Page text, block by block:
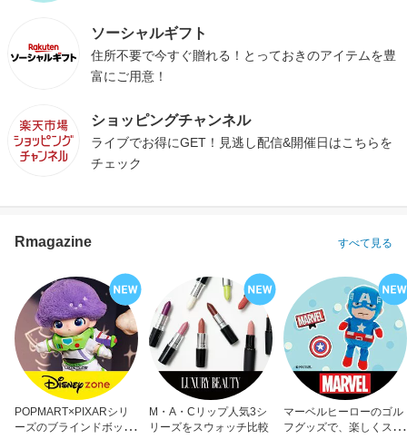
ソーシャルギフト
住所不要で今すぐ贈れる！とっておきのアイテムを豊
富にご用意！
ショッピングチャンネル
ライブでお得にGET！見逃し配信&開催日はこちらを
チェック
Rmagazine すべて見る
POPMART×PIXARシリ
ーズのブラインドボック
M・A・Cリップ人気3シ
リーズをスウォッチ比較
マーベルヒーローのゴル
フグッズで、楽しくスコ